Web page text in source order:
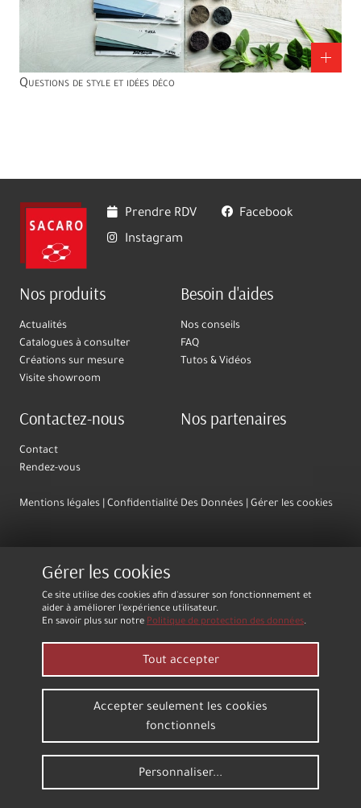
Questions de style et idées déco
Prendre RDV
Facebook
Instagram
Nos produits
Actualités
Catalogues à consulter
Créations sur mesure
Visite showroom
Besoin d'aides
Nos conseils
FAQ
Tutos & Vidéos
Contactez-nous
Contact
Rendez-vous
Nos partenaires
Mentions légales Confidentialité Des Données Gérer les cookies
Gérer les cookies
Ce site utilise des cookies afin d'assurer son fonctionnement et
aider à améliorer l'expérience utilisateur.
En savoir plus sur notre Politique de protection des données.
Tout accepter
Accepter seulement les cookies
fonctionnels
Personnaliser...